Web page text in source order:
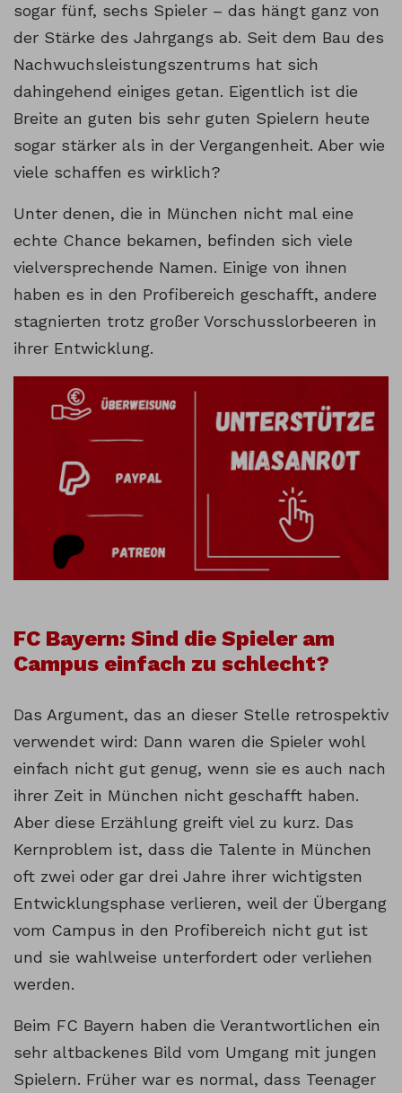
sogar fünf, sechs Spieler – das hängt ganz von
der Stärke des Jahrgangs ab. Seit dem Bau des
Nachwuchsleistungszentrums hat sich
dahingehend einiges getan. Eigentlich ist die
Breite an guten bis sehr guten Spielern heute
sogar stärker als in der Vergangenheit. Aber wie
viele schaffen es wirklich?
Unter denen, die in München nicht mal eine
echte Chance bekamen, befinden sich viele
vielversprechende Namen. Einige von ihnen
haben es in den Profibereich geschafft, andere
stagnierten trotz großer Vorschusslorbeeren in
ihrer Entwicklung.
FC Bayern: Sind die Spieler am
Campus einfach zu schlecht?
Das Argument, das an dieser Stelle retrospektiv
verwendet wird: Dann waren die Spieler wohl
einfach nicht gut genug, wenn sie es auch nach
ihrer Zeit in München nicht geschafft haben.
Aber diese Erzählung greift viel zu kurz. Das
Kernproblem ist, dass die Talente in München
oft zwei oder gar drei Jahre ihrer wichtigsten
Entwicklungsphase verlieren, weil der Übergang
vom Campus in den Profibereich nicht gut ist
und sie wahlweise unterfordert oder verliehen
werden.
Beim FC Bayern haben die Verantwortlichen ein
sehr altbackenes Bild vom Umgang mit jungen
Spielern. Früher war es normal, dass Teenager